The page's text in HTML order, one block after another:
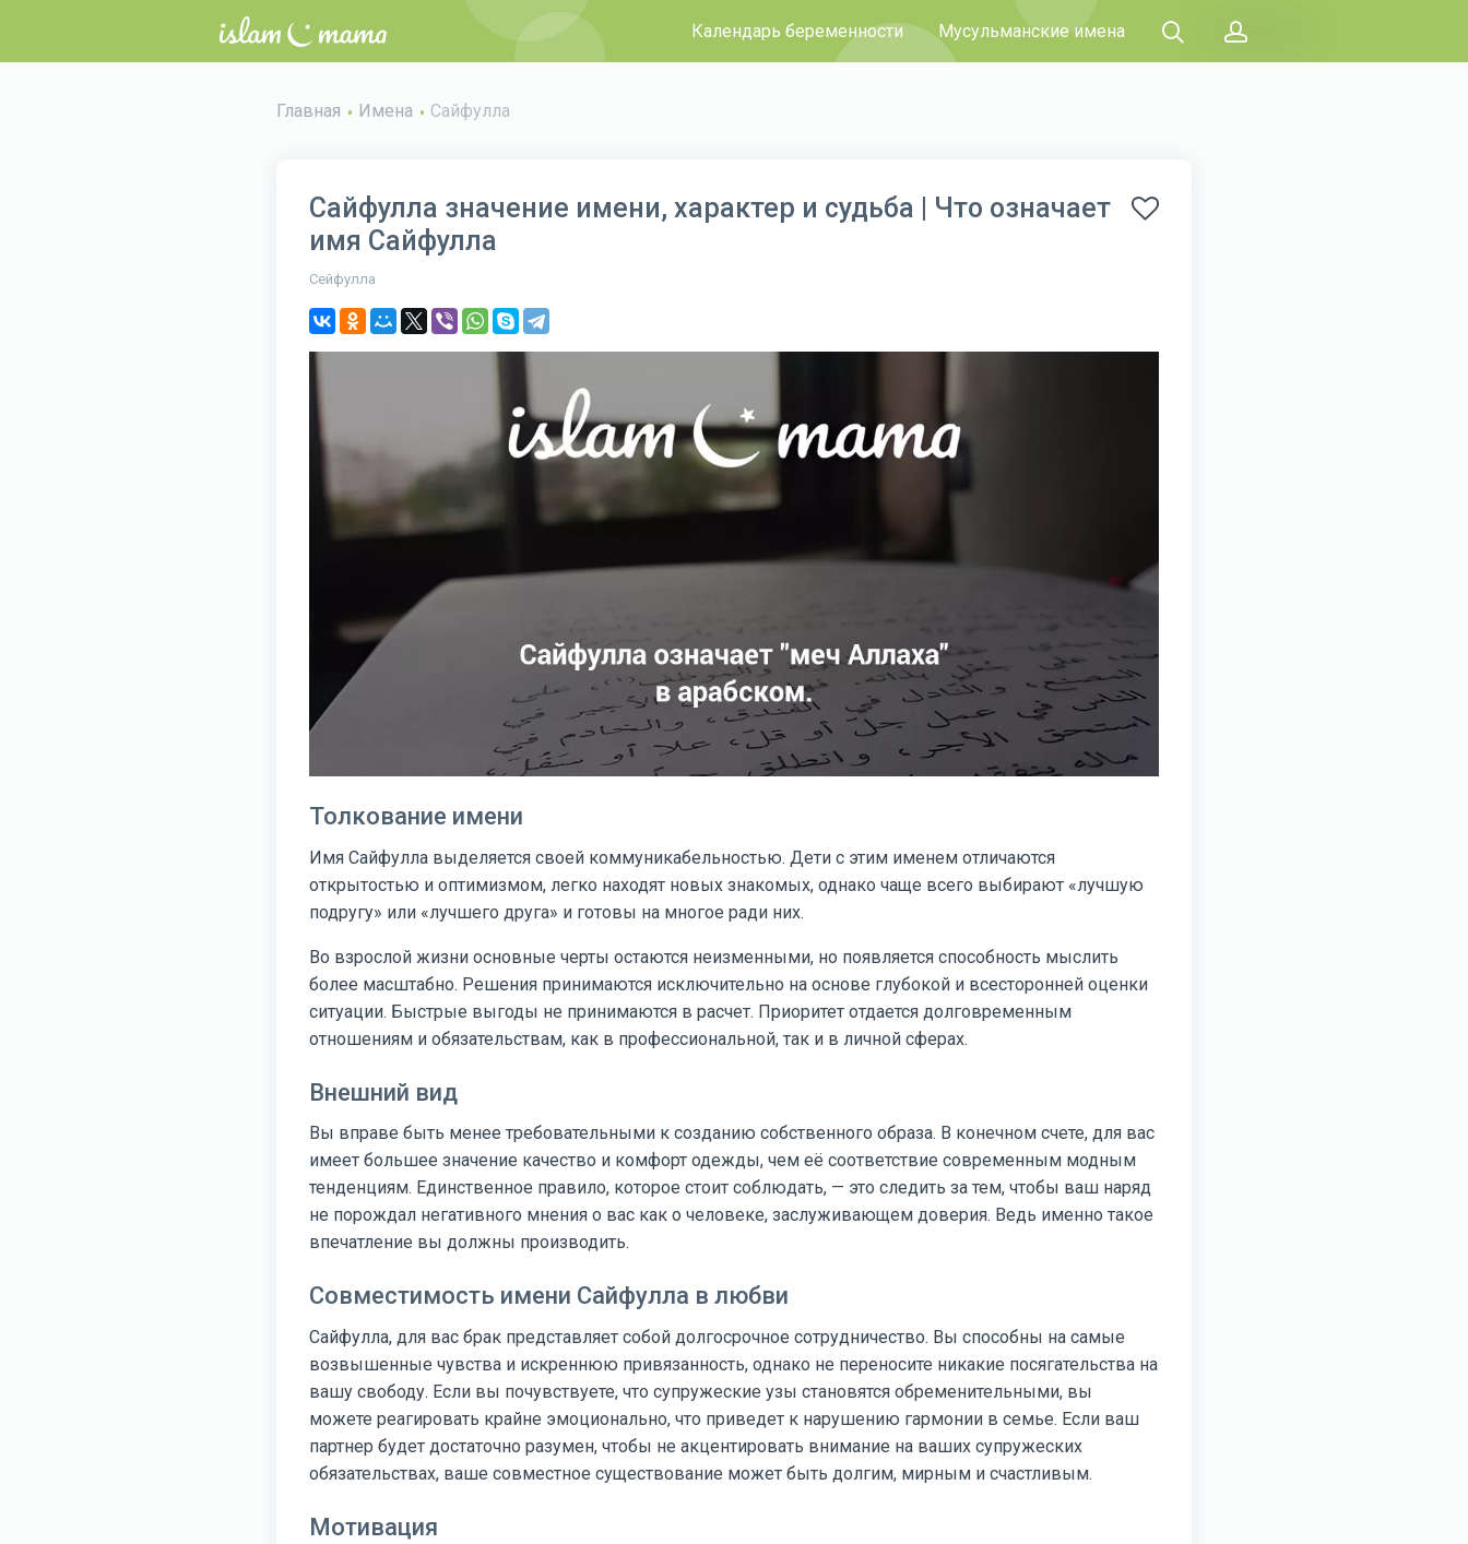
Календарь беременности Мусульманские имена
Главная Имена Сайфулла
Сайфулла значение имени, характер и судьба | Что означает
имя Сайфулла
Сейфулла
Толкование имени
Имя Сайфулла выделяется своей коммуникабельностью. Дети с этим именем отличаются
открытостью и оптимизмом, легко находят новых знакомых, однако чаще всего выбирают «лучшую
подругу» или «лучшего друга» и готовы на многое ради них.
Во взрослой жизни основные черты остаются неизменными, но появляется способность мыслить
более масштабно. Решения принимаются исключительно на основе глубокой и всесторонней оценки
ситуации. Быстрые выгоды не принимаются в расчет. Приоритет отдается долговременным
отношениям и обязательствам, как в профессиональной, так и в личной сферах.
Внешний вид
Вы вправе быть менее требовательными к созданию собственного образа. В конечном счете, для вас
имеет большее значение качество и комфорт одежды, чем её соответствие современным модным
тенденциям. Единственное правило, которое стоит соблюдать, — это следить за тем, чтобы ваш наряд
не порождал негативного мнения о вас как о человеке, заслуживающем доверия. Ведь именно такое
впечатление вы должны производить.
Совместимость имени Сайфулла в любви
Сайфулла, для вас брак представляет собой долгосрочное сотрудничество. Вы способны на самые
возвышенные чувства и искреннюю привязанность, однако не переносите никакие посягательства на
вашу свободу. Если вы почувствуете, что супружеские узы становятся обременительными, вы
можете реагировать крайне эмоционально, что приведет к нарушению гармонии в семье. Если ваш
партнер будет достаточно разумен, чтобы не акцентировать внимание на ваших супружеских
обязательствах, ваше совместное существование может быть долгим, мирным и счастливым.
Мотивация